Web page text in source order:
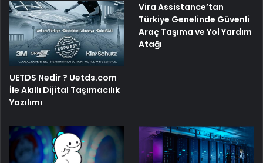
UETDS Nedir ? Uetds.com
İle Akıllı Dijital Taşımacılık
Yazılımı
Vira Assistance’tan
Türkiye Genelinde Güvenli
Araç Taşıma ve Yol Yardım
Atağı